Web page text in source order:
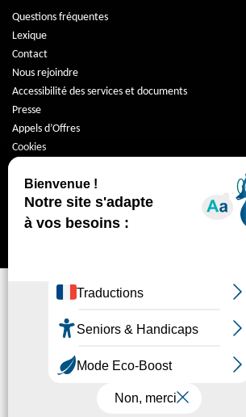
Questions fréquentes
Lexique
Contact
Nous rejoindre
Accessibilité des services et documents
Presse
Appels d’Offres
Cookies
Mentions légales
© Promologis 2026
Nous utilisons des cookies de
d’audience et de réseaux sociaux comme
politique de gestion des cookies.
Vous disposez également de la possibilité
consentement à tout moment en cliquant
MES CHOIX DE COOKIES.
TOUT REFUSER